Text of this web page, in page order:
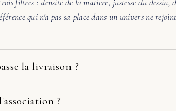
qui n'a pas sa place dans un univers ne
la livraison ?
de votre adresse : comptez en général 2 à 10 jours
?